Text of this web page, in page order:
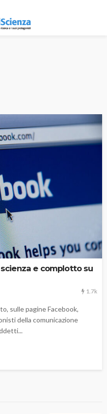
e complotto su
1.7k
sulle pagine Facebook,
della comunicazione